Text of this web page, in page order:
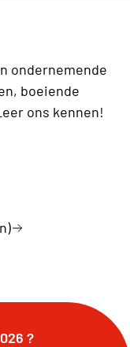
ondernemende
boeiende
ons kennen!
?